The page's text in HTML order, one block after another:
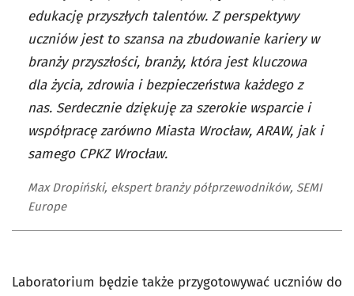
edukację przyszłych talentów. Z perspektywy
uczniów jest to szansa na zbudowanie kariery w
branży przyszłości, branży, która jest kluczowa
dla życia, zdrowia i bezpieczeństwa każdego z
nas. Serdecznie dziękuję za szerokie wsparcie i
współpracę zarówno Miasta Wrocław, ARAW, jak i
samego CPKZ Wrocław.
Max Dropiński, ekspert branży półprzewodników, SEMI
Europe
Laboratorium będzie także przygotowywać uczniów do